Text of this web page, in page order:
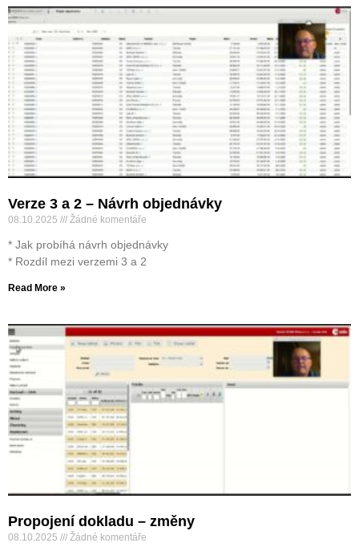
Verze 3 a 2 – Návrh objednávky
08.10.2025 Žádné komentáře
* Jak probíhá návrh objednávky
* Rozdíl mezi verzemi 3 a 2
Read More »
Propojení dokladu – změny
08.10.2025 Žádné komentáře